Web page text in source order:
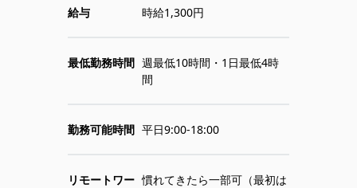
給与 時給1,300円
最低勤務時間 週最低10時間・1日最低4時
間
勤務可能時間 平日9:00-18:00
リモートワー 慣れてきたら一部可（最初は